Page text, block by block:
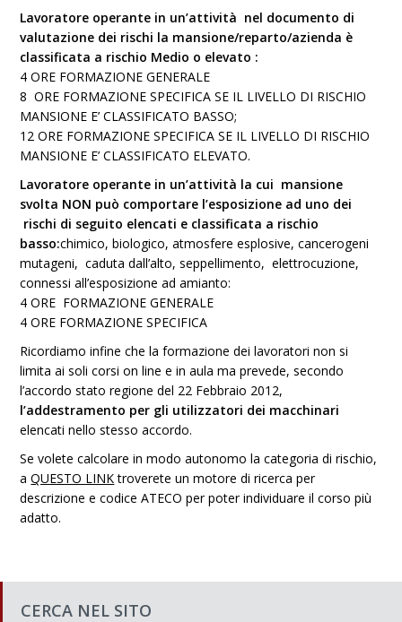
Lavoratore operante in un’attività nel documento di
valutazione dei rischi la mansione/reparto/azienda è
classificata a rischio Medio o elevato :
4 ORE FORMAZIONE GENERALE
8 ORE FORMAZIONE SPECIFICA SE IL LIVELLO DI RISCHIO
MANSIONE E’ CLASSIFICATO BASSO;
12 ORE FORMAZIONE SPECIFICA SE IL LIVELLO DI RISCHIO
MANSIONE E’ CLASSIFICATO ELEVATO.
Lavoratore operante in un’attività la cui mansione
svolta NON può comportare l’esposizione ad uno dei
rischi di seguito elencati e classificata a rischio
basso:chimico, biologico, atmosfere esplosive, cancerogeni
mutageni, caduta dall’alto, seppellimento, elettrocuzione,
connessi all’esposizione ad amianto:
4 ORE FORMAZIONE GENERALE
4 ORE FORMAZIONE SPECIFICA
Ricordiamo infine che la formazione dei lavoratori non si
limita ai soli corsi on line e in aula ma prevede, secondo
l’accordo stato regione del 22 Febbraio 2012,
l’addestramento per gli utilizzatori dei macchinari
elencati nello stesso accordo.
Se volete calcolare in modo autonomo la categoria di rischio,
aQUESTO LINKtroverete un motore di ricerca per
descrizione e codice ATECO per poter individuare il corso più
adatto.
CERCA NEL SITO